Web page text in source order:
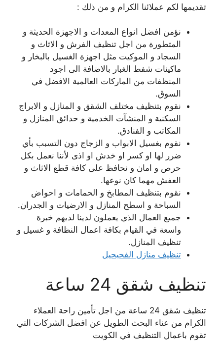
تقديمها لكم عملائنا الكرام و من ذلك :
نؤمن افضل انواع المعدات و الاجهزة الحديثة و
المتطورة من اجل تنظيف الفرش و الاثاث و
السجاد و الموكيت مثل اجهزة الغسيل بالبخار و
ماكينات شفط الغبار بالاضافة الى اجود
المنظفات من الماركات العالمية الافضل في
السوق.
نقوم بتنظيف مختلف الشقق و المنازل و الابراج
السكنية و المنشآت الخدمية و حدائق المنازل و
المكاتب و الفنادق.
نقوم بغسيل الابواب و الزجاج دون التسبب بأي
ضرر لها او كسر او خدش او اذى لأننا نعمل بكل
حرص و امان و نحافظ على كافة قطع الاثاث و
العفش مهما كان نوعها.
نقوم بتنظيف المطابخ و الحمامات و احواض
السباحة و اسطح المنازل و الارضيات و الجدران.
جميع العمال الذي يعملون لدينا لديهم خبرة
واسعة في القيام بكافة اعمال النظافة و غسيل و
تنظيف المنازل.
تنظيف منازل الفحيحيل
تنظيف شقق 24 ساعة
تنظيف شقق 24 ساعة من اجل تأمين راحة العملاء
الكرام من عناء البحث الطويل عن افضل الشركات التي
تقوم باعمال التنظيف في الكويت